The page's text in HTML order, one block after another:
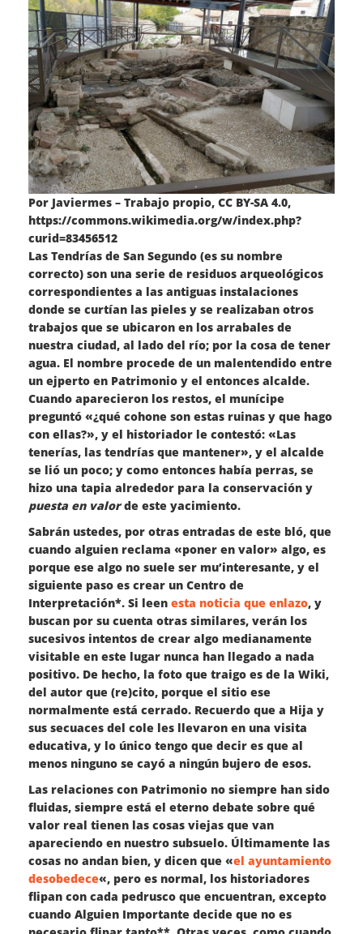
Por Javiermes – Trabajo propio, CC BY-SA 4.0,
https://commons.wikimedia.org/w/index.php?
curid=83456512
Las Tendrías de San Segundo (es su nombre
correcto) son una serie de residuos arqueológicos
correspondientes a las antiguas instalaciones
donde se curtían las pieles y se realizaban otros
trabajos que se ubicaron en los arrabales de
nuestra ciudad, al lado del río; por la cosa de tener
agua. El nombre procede de un malentendido entre
un ejperto en Patrimonio y el entonces alcalde.
Cuando aparecieron los restos, el munícipe
preguntó «¿qué cohone son estas ruinas y que hago
con ellas?», y el historiador le contestó: «Las
tenerías, las tendrías que mantener», y el alcalde
se lió un poco; y como entonces había perras, se
hizo una tapia alrededor para la conservación y
puesta en valorde este yacimiento.
Sabrán ustedes, por otras entradas de este bló, que
cuando alguien reclama «poner en valor» algo, es
porque ese algo no suele ser mu’interesante, y el
siguiente paso es crear un Centro de
Interpretación*. Si leen esta noticia que enlazo, y
buscan por su cuenta otras similares, verán los
sucesivos intentos de crear algo medianamente
visitable en este lugar nunca han llegado a nada
positivo. De hecho, la foto que traigo es de la Wiki,
del autor que (re)cito, porque el sitio ese
normalmente está cerrado. Recuerdo que a Hija y
sus secuaces del cole les llevaron en una visita
educativa, y lo único tengo que decir es que al
menos ninguno se cayó a ningún bujero de esos.
Las relaciones con Patrimonio no siempre han sido
fluidas, siempre está el eterno debate sobre qué
valor real tienen las cosas viejas que van
apareciendo en nuestro subsuelo. Últimamente las
cosas no andan bien, y dicen que «el ayuntamiento
desobedece«, pero es normal, los historiadores
flipan con cada pedrusco que encuentran, excepto
cuando Alguien Importante decide que no es